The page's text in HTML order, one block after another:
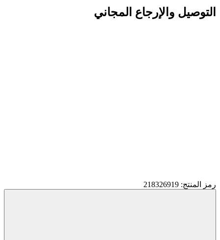
التوصيل والإرجاع المجاني
رمز المنتج: 218326919